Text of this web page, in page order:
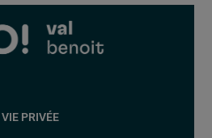
VIE PRIVÉE